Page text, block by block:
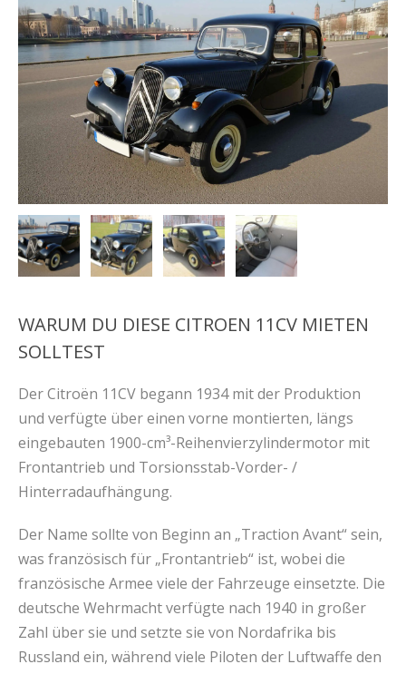
WARUM DU DIESE CITROEN 11CV MIETEN
SOLLTEST
Der Citroën 11CV begann 1934 mit der Produktion
und verfügte über einen vorne montierten, längs
eingebauten 1900-cm³-Reihenvierzylindermotor mit
Frontantrieb und Torsionsstab-Vorder- /
Hinterradaufhängung.
Der Name sollte von Beginn an „Traction Avant“ sein,
was französisch für „Frontantrieb“ ist, wobei die
französische Armee viele der Fahrzeuge einsetzte. Die
deutsche Wehrmacht verfügte nach 1940 in großer
Zahl über sie und setzte sie von Nordafrika bis
Russland ein, während viele Piloten der Luftwaffe den